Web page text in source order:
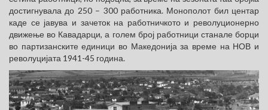
достигнувала до 250 – 300 работника. Монополот бил центар
каде се јавува и зачеток на работничкото и револуционерно
движење во Кавадарци, а голем број работници станале борци
во партизанските единици во Македонија за време на НОВ и
револуцијата 1941-45 година.